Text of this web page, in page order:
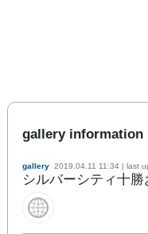
gallery information
gallery 2019.04.11 11:34 | last
シルバーシティ十勝